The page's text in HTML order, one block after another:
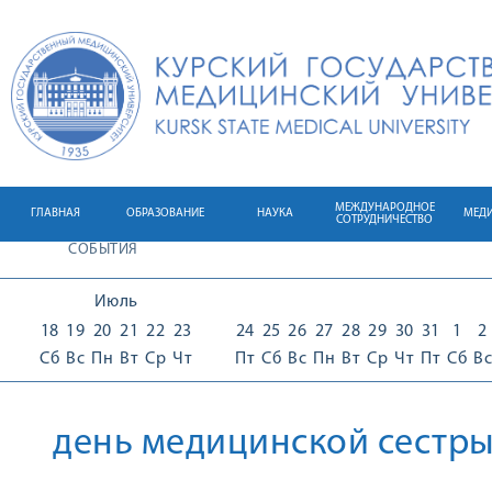
ГЛАВНАЯ ОБРАЗОВАНИЕ НАУКА
МЕЖДУНАРОДНОЕ
СОТРУДНИЧЕСТВО
СОБЫТИЯ
Июль
18
Сб
19
Вс
20
Пн
21
Вт
22
Ср
23
Чт
24
Пт
25
Сб
26
Вс
27
Пн
28
Вт
29
Ср
30
Чт
31
Пт
1
Сб
2
Вс
день медицинской